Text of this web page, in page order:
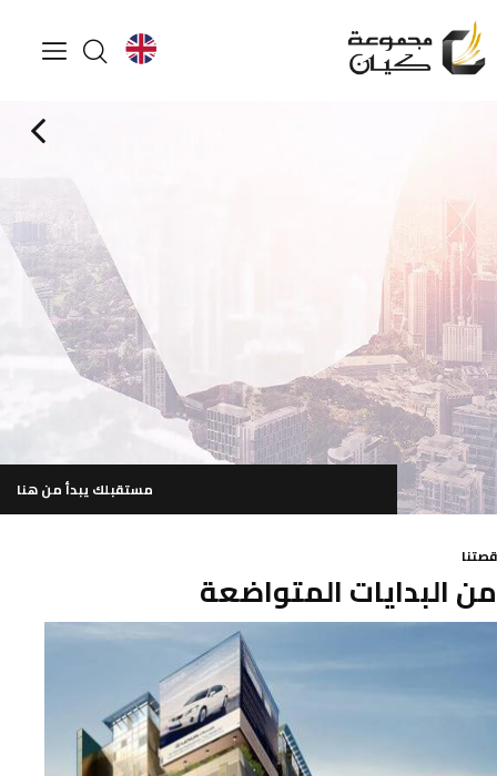
مستقبلك يبدأ من هنا
قصتنا
من البدايات المتواضعة
لمعرفة المزيد
تصفح ملف الشركة
ساعة العمل من 9:00 صباحاً إلى 6:00 مساءً (من الأحد إلى الخميس)